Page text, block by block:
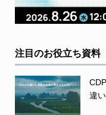
注目のお役立ち資料
違